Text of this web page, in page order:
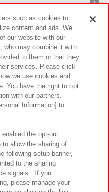
ィ サイトポリシー
セシビリティ方針と検証結果
よくあるご質問・お問い合わせ
such as cookies to
content and ads. We
our website with our
who may combine it with
to them or that they
services. Please click
we use cookies and
You have the right to opt
with our partners.
Information] to
the opt-out
allow the sharing of
following setup banner,
to the sharing
signals . If you
please manage your